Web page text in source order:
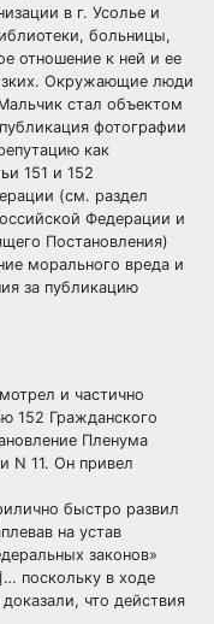
в г. Усолье и
больницы,
отношение к ней и ее
Окружающие люди
стал объектом
фотографии
как
151 и 152
(см. раздел
Федерации и
Постановления)
морального вреда и
за публикацию
и частично
152 Гражданского
Пленума
N 11. Он привел
быстро развил
на устав
законов»
поскольку в ходе
что действия